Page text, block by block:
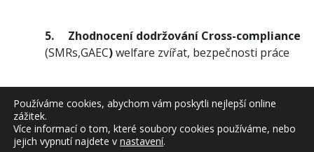
5.
Zhodnocení dodržování Cross-compliance
(SMRs,GAEC)welfare zvířat, bezpečnosti práce
6.
Povolení k odběru vody pro potřeby
ochrany rostlin-vlastní studna, potok apod.
Používáme cookies, abychom vám poskytli nejlepší online
zážitek.
Více informací o tom, které soubory cookies používáme, nebo
jejich vypnutí najdete v nastavení.